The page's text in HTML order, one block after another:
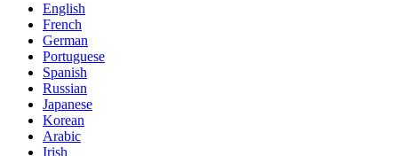
English
French
German
Portuguese
Spanish
Russian
Japanese
Korean
Arabic
Irish